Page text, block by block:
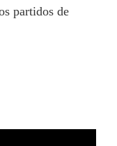
partidos de